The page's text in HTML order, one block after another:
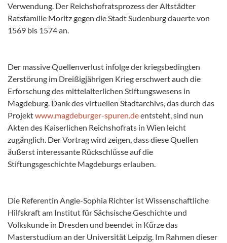
Verwendung. Der Reichshofratsprozess der Altstädter
Ratsfamilie Moritz gegen die Stadt Sudenburg dauerte von
1569 bis 1574 an.
Der massive Quellenverlust infolge der kriegsbedingten
Zerstörung im Dreißigjährigen Krieg erschwert auch die
Erforschung des mittelalterlichen Stiftungswesens in
Magdeburg. Dank des virtuellen Stadtarchivs, das durch das
Projektwww.magdeburger-spuren.deentsteht, sind nun
Akten des Kaiserlichen Reichshofrats in Wien leicht
zugänglich. Der Vortrag wird zeigen, dass diese Quellen
äußerst interessante Rückschlüsse auf die
Stiftungsgeschichte Magdeburgs erlauben.
Die Referentin Angie-Sophia Richter ist Wissenschaftliche
Hilfskraft am Institut für Sächsische Geschichte und
Volkskunde in Dresden und beendet in Kürze das
Masterstudium an der Universität Leipzig. Im Rahmen dieser